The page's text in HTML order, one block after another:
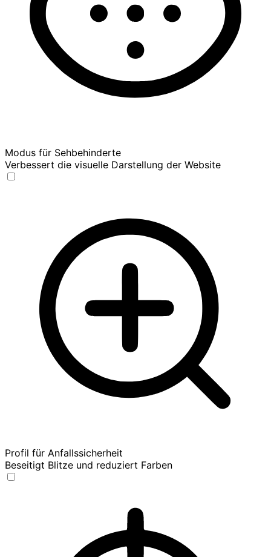
Modus für Sehbehinderte
Verbessert die visuelle Darstellung der Website
Profil für Anfallssicherheit
Beseitigt Blitze und reduziert Farben